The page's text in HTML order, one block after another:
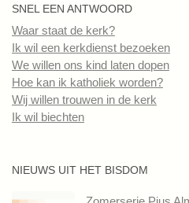
SNEL EEN ANTWOORD
Waar staat de kerk?
Ik wil een kerkdienst bezoeken
We willen ons kind laten dopen
Hoe kan ik katholiek worden?
Wij willen trouwen in de kerk
Ik wil biechten
NIEUWS UIT HET BISDOM